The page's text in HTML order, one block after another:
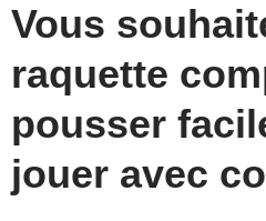
Vous
raquette
pousser
jouer avec